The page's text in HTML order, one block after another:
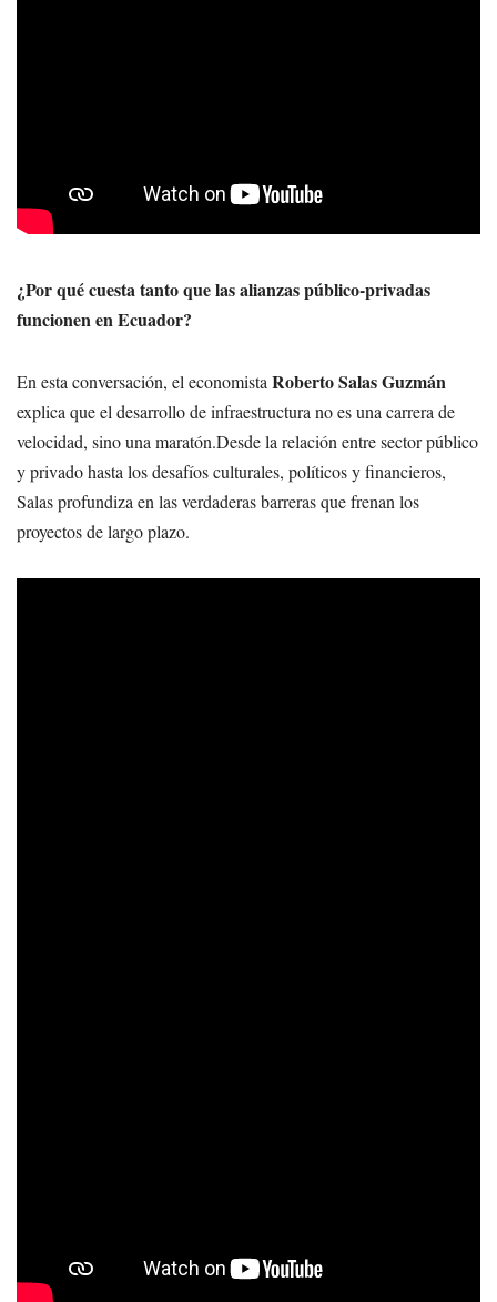
¿Por qué cuesta tanto que las alianzas público-privadas
funcionen en Ecuador?
En esta conversación, el economista Roberto Salas Guzmán
explica que el desarrollo de infraestructura no es una carrera de
velocidad, sino una maratón.Desde la relación entre sector público
y privado hasta los desafíos culturales, políticos y financieros,
Salas profundiza en las verdaderas barreras que frenan los
proyectos de largo plazo.